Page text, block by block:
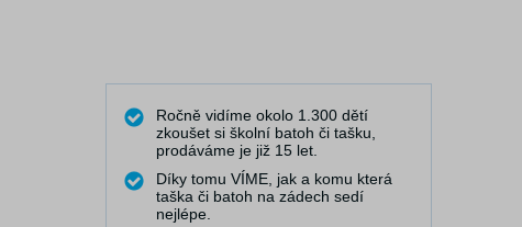
Ročně vidíme okolo 1.300 dětí
zkoušet si školní batoh či tašku,
prodáváme je již 15 let.
Díky tomu VÍME, jak a komu která
taška či batoh na zádech sedí
nejlépe.